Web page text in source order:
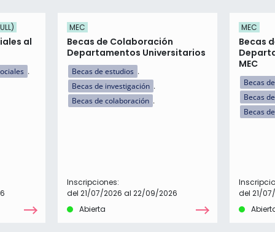
al
MEC
Becas de Colaboración
Departamentos Universitarios
Becas de estudios
Becas de investigación
Becas de colaboración
Inscripciones:
del 21/07/2026 al 22/09/2026
Abierta
MEC
Becas
MEC
Becas
Becas
Becas
del 21/